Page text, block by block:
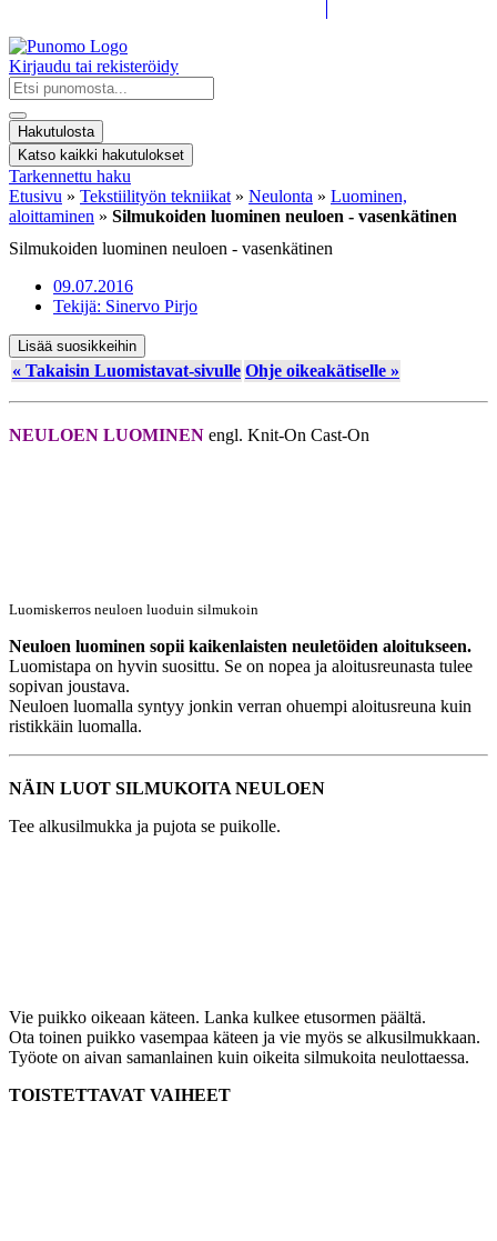
Kirjaudu tai rekisteröidy
Search
...
Hakutulosta
Katso kaikki hakutulokset
Tarkennettu haku
Etusivu » Tekstiilityön tekniikat » Neulonta » Luominen,
aloittaminen » Silmukoiden luominen neuloen - vasenkätinen
Silmukoiden luominen neuloen - vasenkätinen
09.07.2016
Tekijä: Sinervo Pirjo
Lisää suosikkeihin
« Takaisin Luomistavat-sivulle Ohje oikeakätiselle »
NEULOEN LUOMINEN engl. Knit-On Cast-On
Luomiskerros neuloen luoduin silmukoin
Neuloen luominen sopii kaikenlaisten neuletöiden aloitukseen.
Luomistapa on hyvin suosittu. Se on nopea ja aloitusreunasta tulee
sopivan joustava.
Neuloen luomalla syntyy jonkin verran ohuempi aloitusreuna kuin
ristikkäin luomalla.
NÄIN LUOT SILMUKOITA NEULOEN
Tee alkusilmukka ja pujota se puikolle.
Vie puikko oikeaan käteen. Lanka kulkee etusormen päältä.
Ota toinen puikko vasempaa käteen ja vie myös se alkusilmukkaan.
Työote on aivan samanlainen kuin oikeita silmukoita neulottaessa.
TOISTETTAVAT VAIHEET